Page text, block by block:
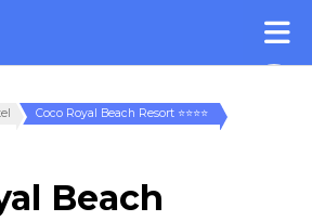
Coco Royal Beach Resort ⭐⭐⭐⭐
Beach